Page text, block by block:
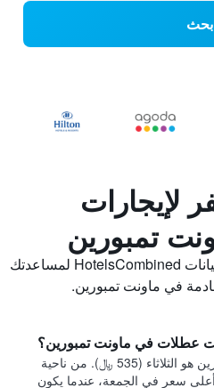
بحث
لإيجارات
تمبورين
استخدم نصائحنا المستندة إلى بيانات HotelsCombined لمساعدتك
في ماونت تمبورين.
عطلات في ماونت تمبورين؟
أرخص يوم للإقامة في ماونت تمبورين هو الثلاثاء (535 ﷼). من ناحية
سعر في الجمعة، عندما يكون